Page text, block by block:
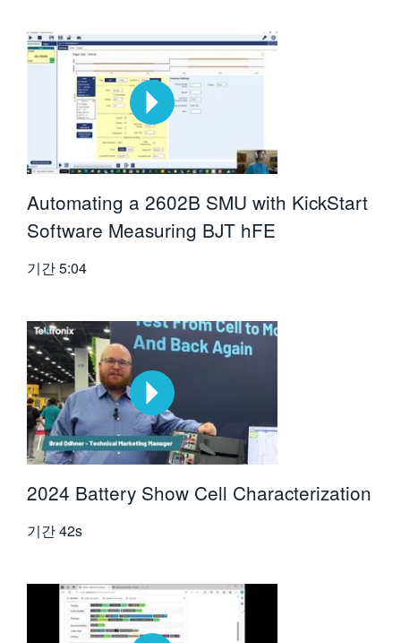
Automating a 2602B SMU with KickStart
Software Measuring BJT hFE
기간5:04
2024 Battery Show Cell Characterization
기간42s